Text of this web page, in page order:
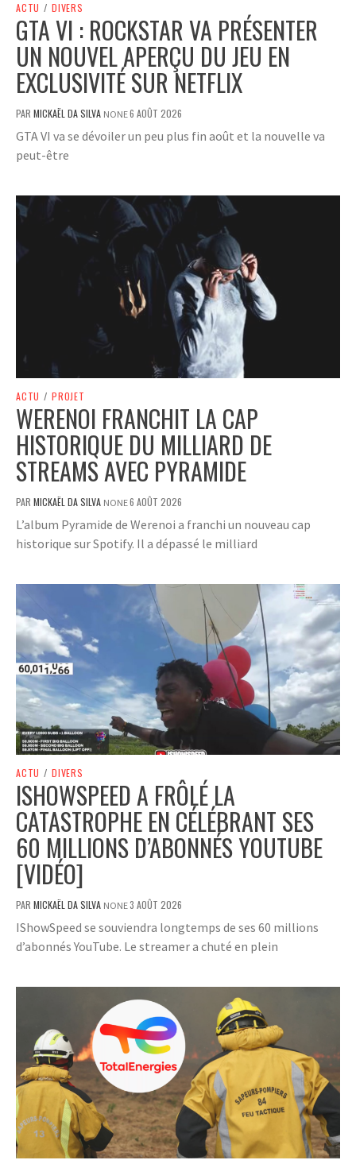
ACTU / DIVERS
GTA VI : ROCKSTAR VA PRÉSENTER
UN NOUVEL APERÇU DU JEU EN
EXCLUSIVITÉ SUR NETFLIX
PAR MICKAËL DA SILVA NONE6 AOÛT 2026
GTA VI va se dévoiler un peu plus fin août et la nouvelle va
peut-être
ACTU / PROJET
WERENOI FRANCHIT LA CAP
HISTORIQUE DU MILLIARD DE
STREAMS AVEC PYRAMIDE
PAR MICKAËL DA SILVA NONE6 AOÛT 2026
L’album Pyramide de Werenoi a franchi un nouveau cap
historique sur Spotify. Il a dépassé le milliard
ACTU / DIVERS
ISHOWSPEED A FRÔLÉ LA
CATASTROPHE EN CÉLÉBRANT SES
60 MILLIONS D’ABONNÉS YOUTUBE
[VIDÉO]
PAR MICKAËL DA SILVA NONE3 AOÛT 2026
IShowSpeed se souviendra longtemps de ses 60 millions
d’abonnés YouTube. Le streamer a chuté en plein